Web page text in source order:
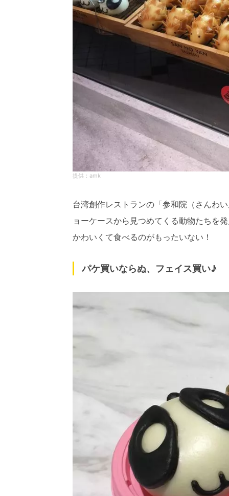
amk
台湾創作レストランの「参和院（さんわ
ョーケースから見つめてくる動物たちを
かわいくて食べるのがもったいない！
パケ買いならぬ、フェイス買い♪